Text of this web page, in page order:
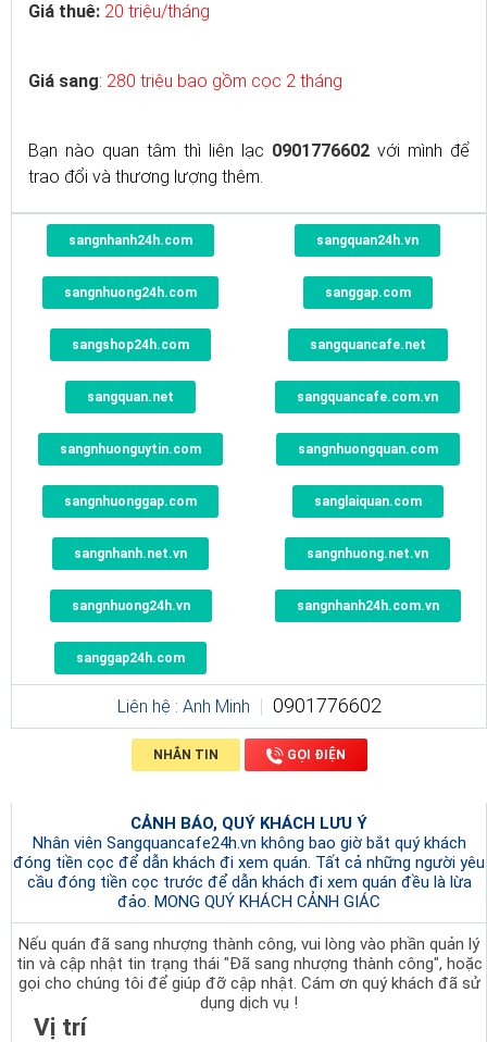
Giá thuê: 20 triệu/tháng
Giá sang: 280 triệu bao gồm cọc 2 tháng
Bạn nào quan tâm thì liên lạc 0901776602 với mình để
trao đổi và thương lượng thêm.
sangnhanh24h.com sangquan24h.vn
sangnhuong24h.com sanggap.com
sangshop24h.com sangquancafe.net
sangquan.net sangquancafe.com.vn
sangnhuonguytin.com sangnhuongquan.com
sangnhuonggap.com sanglaiquan.com
sangnhanh.net.vn sangnhuong.net.vn
sangnhuong24h.vn sangnhanh24h.com.vn
sanggap24h.com
Liên hệ : Anh Minh 0901776602
NHẮN TIN GỌI ĐIỆN
CẢNH BÁO, QUÝ KHÁCH LƯU Ý
Nhân viên Sangquancafe24h.vn không bao giờ bắt quý khách
đóng tiền cọc để dẫn khách đi xem quán. Tất cả những người yêu
cầu đóng tiền cọc trước để dẫn khách đi xem quán đều là lừa
đảo. MONG QUÝ KHÁCH CẢNH GIÁC
Nếu quán đã sang nhượng thành công, vui lòng vào phần quản lý
tin và cập nhật tin trạng thái "Đã sang nhượng thành công", hoặc
gọi cho chúng tôi để giúp đỡ cập nhật. Cám ơn quý khách đã sử
dụng dịch vụ !
Vị trí